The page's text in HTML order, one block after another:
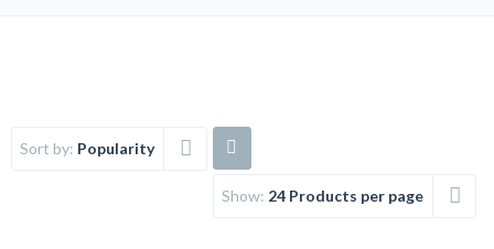
Sort by: Popularity
Show: 24 Products per page